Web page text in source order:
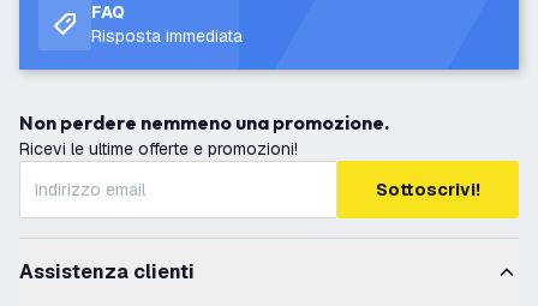
FAQ
Risposta immediata
Non perdere nemmeno una promozione.
Ricevi le ultime offerte e promozioni!
Sottoscrivi!
Assistenza clienti